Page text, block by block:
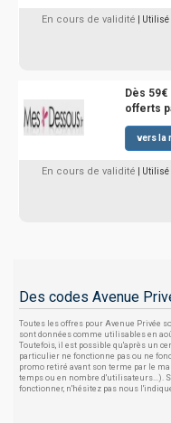
En cours de validité |
Dès
offerts
vers la
En cours de validité |
Des codes Avenue
Toutes les offres pour Avenue Privée
sont données comme utilisables en
Toutefois, il est possible qu'après un
particulier ne fonctionne pas ou ne
promo retiré avant son terme par le
temps ou en nombre d'utilisateurs...).
fonctionner, n'hésitez pas nous